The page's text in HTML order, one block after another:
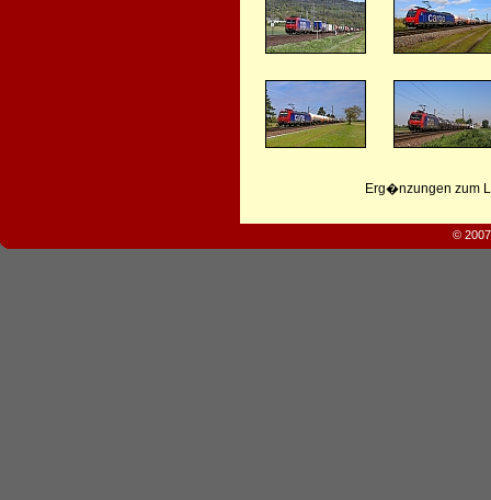
Erg�nzungen zum
©